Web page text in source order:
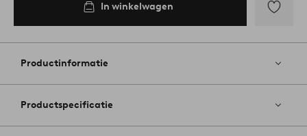
In winkelwagen
aan
Productinformatie
Productspecificatie